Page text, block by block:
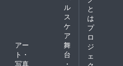
ル
ス
ケ
ア
アー
ト・
写真
舞
台
・
と
は
プ
ロ
ジ
ェ